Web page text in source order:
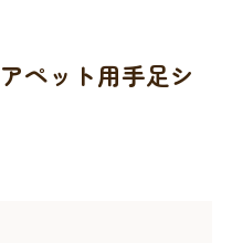
ペット用手足シ